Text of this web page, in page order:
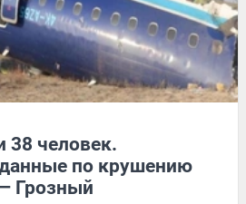
38 человек.
по крушению
Грозный